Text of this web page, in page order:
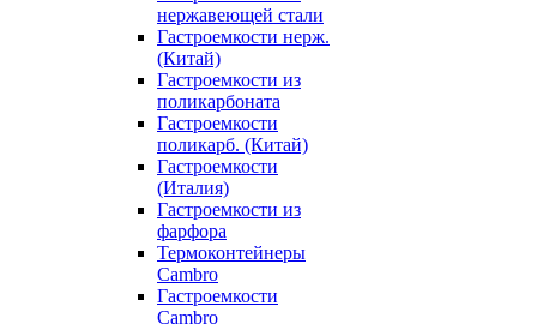
нержавеющей стали
Гастроемкости нерж.
(Китай)
Гастроемкости из
поликарбоната
Гастроемкости
поликарб. (Китай)
Гастроемкости
(Италия)
Гастроемкости из
фарфора
Термоконтейнеры
Cambro
Гастроемкости
Cambro